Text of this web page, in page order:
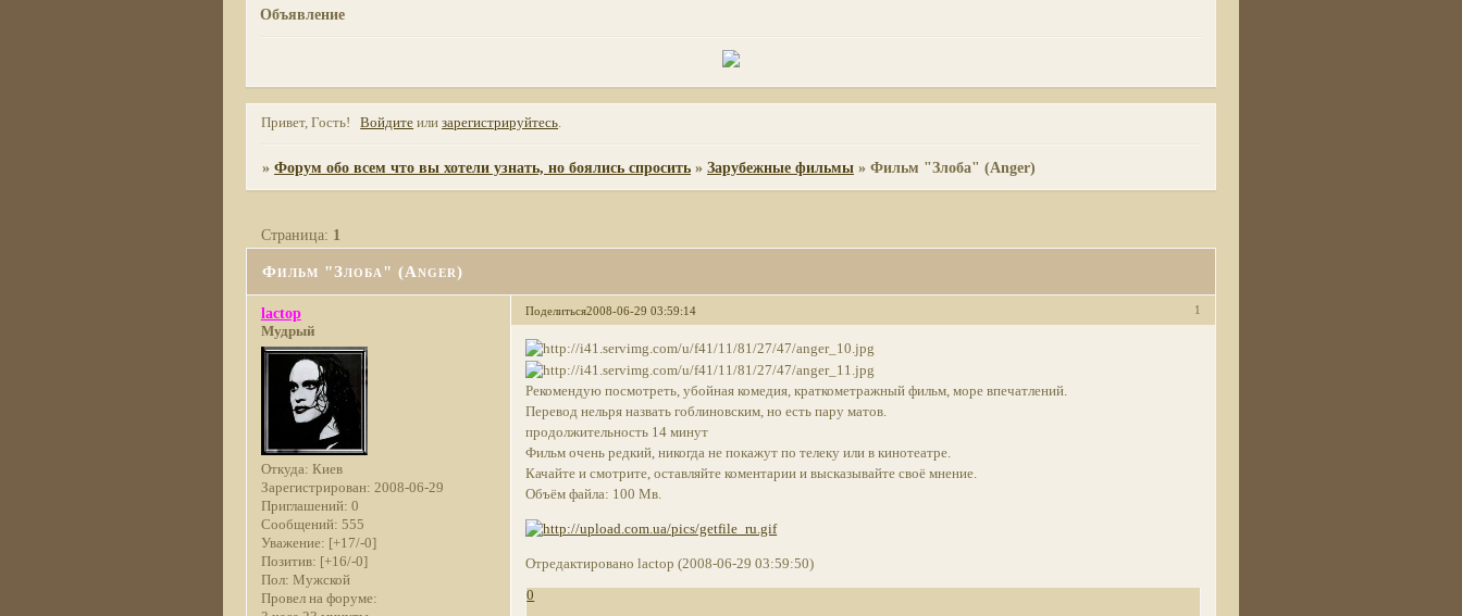
Объявление
Привет, Гость! Войдите илизарегистрируйтесь.
»Форум обо всем что вы хотели узнать, но боялись спросить »Зарубежные фильмы »Фильм "Злоба" (Anger)
Фильм "Злоба" (Anger)
Страница: 1
Поделиться 1
2008-06-29 03:59:14
lactop
Мудрый
Откуда: Киев
Зарегистрирован: 2008-06-29
Приглашений: 0
Сообщений: 555
Уважение: [+17/-0]
Позитив: [+16/-0]
Пол: Мужской
Провел на форуме:
Рекомендую посмотреть, убойная комедия, краткометражный фильм, море впечатлений.
Перевод нельpя назвать гоблиновским, но есть пару матов.
продолжительность 14 минут
Фильм очень редкий, никогда не покажут по телеку или в кинотеатре.
Качайте и смотрите, оставляйте коментарии и высказывайте своё мнение.
Объём файла: 100 Мв.
Отредактировано lactop (2008-06-29 03:59:50)
0